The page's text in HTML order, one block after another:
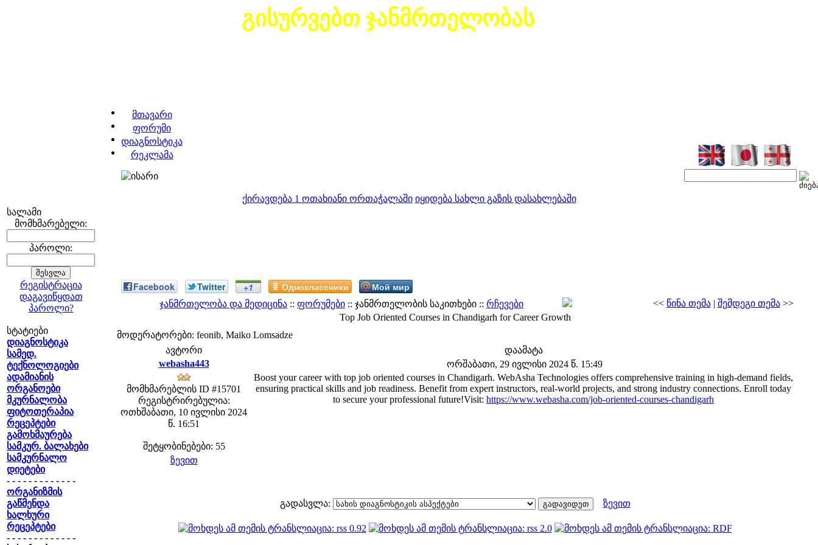
გისურვებთ ჯანმრთელობას
მთავარი
ფორუმი
დიაგნოსტიკა
რეკლამა
ქირავდება 1 ოთახიანი ორთაჭალაში იყიდება სახლი გაზის დასახლებაში
სალამი
მომხმარებელი:
პაროლი:
რეგისტრაცია
დაგავიწყდათ
პაროლი?
სტატიები
დიაგნოსტიკა
სამედ.
ტექნოლოგიები
ადამიანის
ორგანოები
მკურნალობა
ფიტოთერაპია
რეცეპტები
გამოხმაურება
სამკურ. ბალახები
სამკურნალო
დიეტები
- - - - - - - - - - - - -
ორგანიზმის
გაწმენდა
ხალხური
რეცეპტები
- - - - - - - - - - - - -
Facebook Twitter +1 Одноклассники Мой мир
ჯანმრთელობა და მედიცინა :: ფორუმები :: ჯანმრთელობის საკითხები :: რჩევები << წინა თემა| შემდეგი თემა>>
Top Job Oriented Courses in Chandigarh for Career Growth
მოდერატორები: feonib, Maiko Lomsadze
ავტორი
დაამატა
webasha443
ორშაბათი, 29 ივლისი 2024 წ. 15:49
მომხმარებლის ID #15701
რეგისტრირებულია:
ოთხშაბათი, 10 ივლისი 2024
წ. 16:51
შეტყობინებები: 55
Boost your career with top job oriented courses in Chandigarh. WebAsha Technologies offers comprehensive training in high-demand fields,
ensuring practical skills and job readiness. Benefit from expert instructors, real-world projects, and strong industry connections. Enroll today
to secure your professional future!Visit: https://www.webasha.com/job-oriented-courses-chandigarh
ზევით
გადასვლა: ზევით